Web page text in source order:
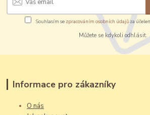
Souhlasím se zpracováním osobních údajůza
Můžete se kdykoli odhlásit.
Informace pro zákazníky
O nás